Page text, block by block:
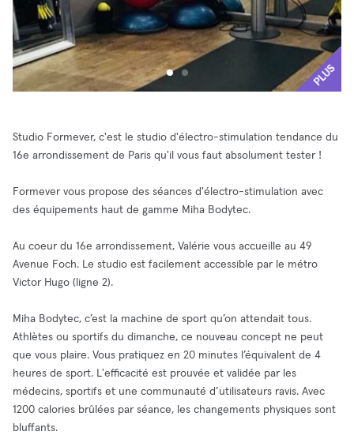
PLUS
Studio Formever, c'est le studio d'électro-stimulation tendance du
16e arrondissement de Paris qu'il vous faut absolument tester !
Formever vous propose des séances d'électro-stimulation avec
des équipements haut de gamme Miha Bodytec.
Au coeur du 16e arrondissement, Valérie vous accueille au 49
Avenue Foch. Le studio est facilement accessible par le métro
Victor Hugo (ligne 2).
Miha Bodytec, c’est la machine de sport qu’on attendait tous.
Athlètes ou sportifs du dimanche, ce nouveau concept ne peut
que vous plaire. Vous pratiquez en 20 minutes l’équivalent de 4
heures de sport. L'efficacité est prouvée et validée par les
médecins, sportifs et une communauté d’utilisateurs ravis. Avec
1200 calories brûlées par séance, les changements physiques sont
bluffants.